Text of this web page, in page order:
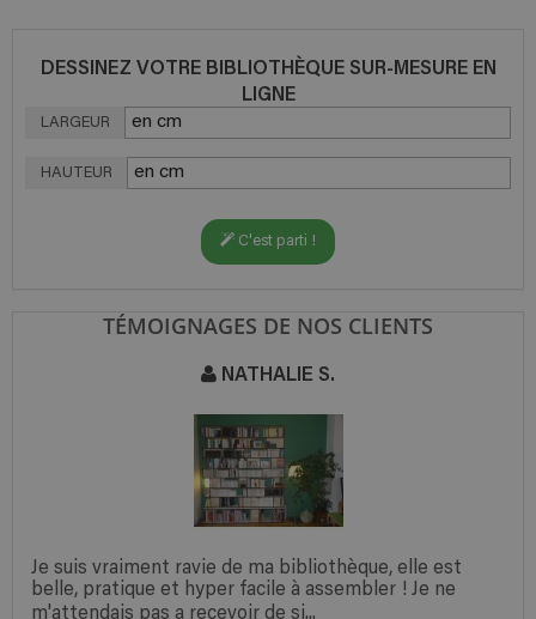
DESSINEZ VOTRE BIBLIOTHÈQUE SUR-MESURE EN
LIGNE
LARGEUR
HAUTEUR
C'est parti !
TÉMOIGNAGES DE NOS CLIENTS
NATHALIE S.
Je suis vraiment ravie de ma bibliothèque, elle est
belle, pratique et hyper facile à assembler ! Je ne
m'attendais pas a recevoir de si...